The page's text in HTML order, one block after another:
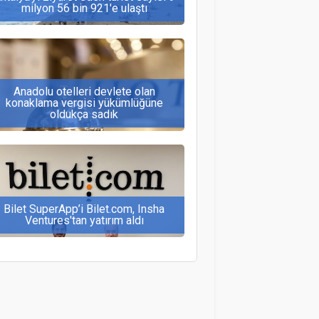
milyon 56 bin 921'e ulaştı
Anadolu otelleri devlete olan
konaklama vergisi yükümlüğüne
oldukça sadık
Bilet SuperApp’i Bilet.com, Insha
Ventures'tan yatırım aldı